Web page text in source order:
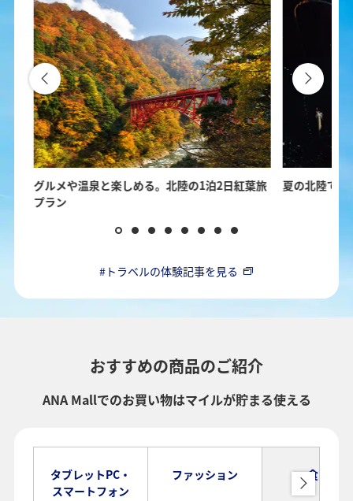
グルメや温泉と楽しめる。北陸の1泊2日紅葉旅
プラン
夏の北陸で
#トラベルの体験記事を見る
おすすめの商品のご紹介
ANA Mallでのお買い物はマイルが貯まる使える
タブレットPC・
スマートフォン
ファッション 食品